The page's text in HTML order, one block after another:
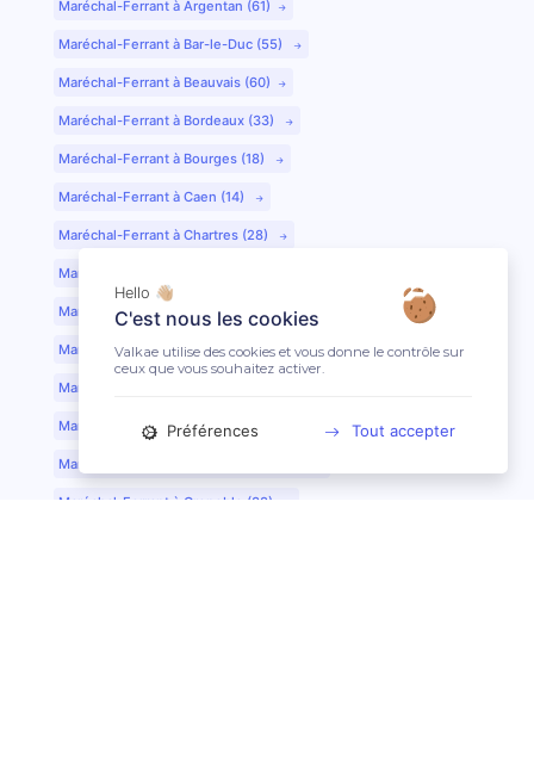
Maréchal-Ferrant à Argentan (61)
Maréchal-Ferrant à Bar-le-Duc (55)
Maréchal-Ferrant à Beauvais (60)
Maréchal-Ferrant à Bordeaux (33)
Maréchal-Ferrant à Bourges (18)
Maréchal-Ferrant à Caen (14)
Maréchal-Ferrant à Chartres (28)
Maréchal-Ferrant à Cherbourg (50)
Maréchal-Ferrant à Clermont-Ferrand (63)
Maréchal-Ferrant à Colmar (68)
Maréchal-Ferrant à Dijon (21)
Maréchal-Ferrant à Evreux (27)
Maréchal-Ferrant à Fontainebleau (77)
Maréchal-Ferrant à Grenoble (38)
Hello 👋🏼
C'est nous les cookies
Valkae utilise des cookies et vous donne le contrôle sur
ceux que vous souhaitez activer.
Préférences Tout accepter